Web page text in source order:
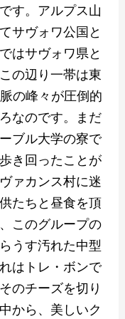
す。アルプス山
サヴォワ公国と
はサヴォワ県と
の辺り一帯は東
の峰々が圧倒的
なのです。まだ
ブル大学の寮で
き回ったことが
ァカンス村に迷
たちと昼食を頂
このグループの
うす汚れた中型
はトレ・ボンで
のチーズを切り
から、美しいク